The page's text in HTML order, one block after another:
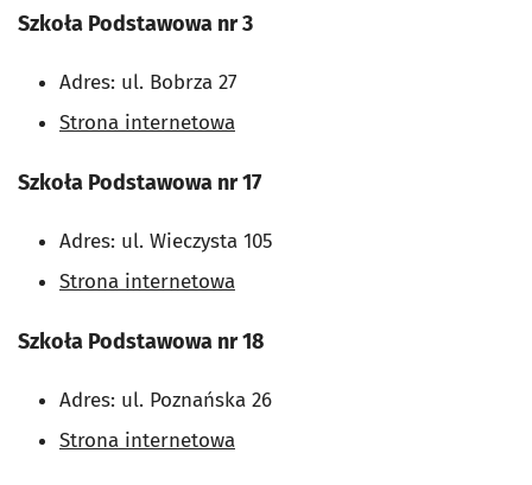
Szkoła Podstawowa nr 3
Adres: ul. Bobrza 27
Strona internetowa
Szkoła Podstawowa nr 17
Adres: ul. Wieczysta 105
Strona internetowa
Szkoła Podstawowa nr 18
Adres: ul. Poznańska 26
Strona internetowa